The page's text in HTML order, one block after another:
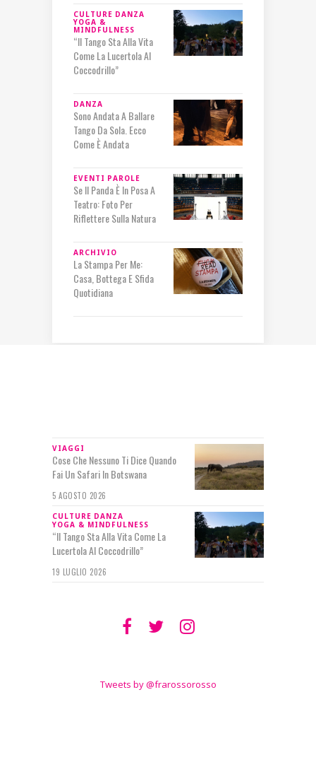
CULTURE DANZA
YOGA &
MINDFULNESS
“Il Tango Sta Alla Vita
Come La Lucertola Al
Coccodrillo”
DANZA
Sono Andata A Ballare
Tango Da Sola. Ecco
Come È Andata
EVENTI PAROLE
Se Il Panda È In Posa A
Teatro: Foto Per
Riflettere Sulla Natura
ARCHIVIO
La Stampa Per Me:
Casa, Bottega E Sfida
Quotidiana
VIAGGI
Cose Che Nessuno Ti Dice Quando
Fai Un Safari In Botswana
5 AGOSTO 2026
CULTURE DANZA
YOGA & MINDFULNESS
“Il Tango Sta Alla Vita Come La
Lucertola Al Coccodrillo”
19 LUGLIO 2026
Tweets by @frarossorosso